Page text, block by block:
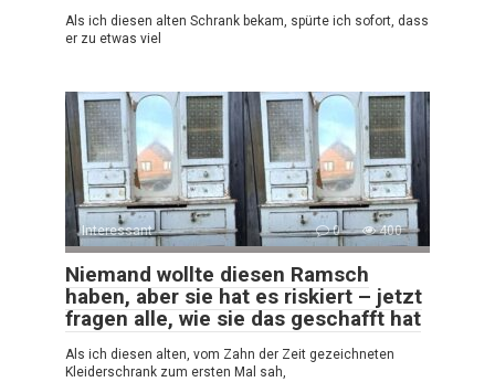
Als ich diesen alten Schrank bekam, spürte ich sofort, dass
er zu etwas viel
Interessant 0 400
Niemand wollte diesen Ramsch
haben, aber sie hat es riskiert – jetzt
fragen alle, wie sie das geschafft hat
Als ich diesen alten, vom Zahn der Zeit gezeichneten
Kleiderschrank zum ersten Mal sah,